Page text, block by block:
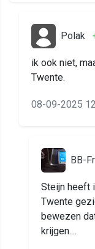
Polak
ik ook niet,
Twente.
08-09-2025
BB-
Steijn heeft
Twente
bewezen
krijgen....